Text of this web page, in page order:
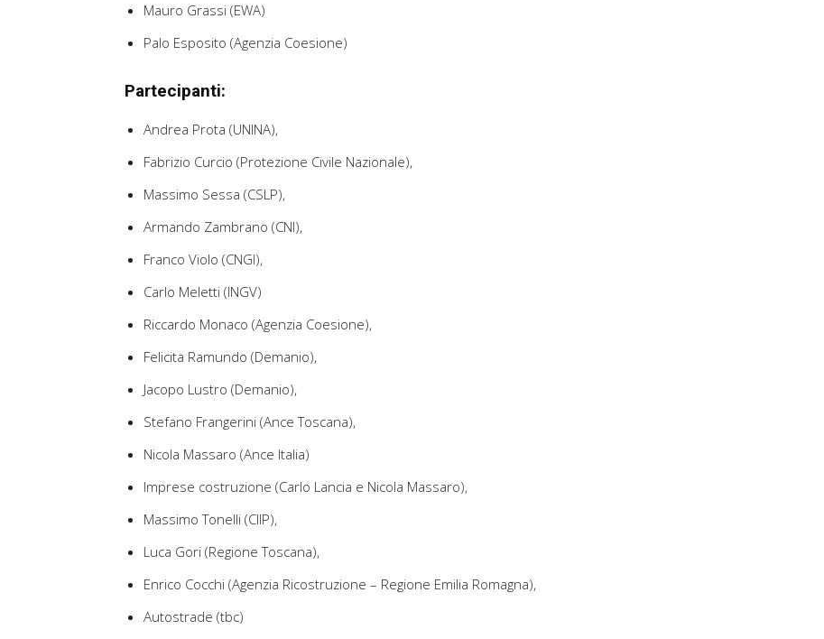
Mauro Grassi (EWA)
Palo Esposito (Agenzia Coesione)
Partecipanti:
Andrea Prota (UNINA),
Fabrizio Curcio (Protezione Civile Nazionale),
Massimo Sessa (CSLP),
Armando Zambrano (CNI),
Franco Violo (CNGI),
Carlo Meletti (INGV)
Riccardo Monaco (Agenzia Coesione),
Felicita Ramundo (Demanio),
Jacopo Lustro (Demanio),
Stefano Frangerini (Ance Toscana),
Nicola Massaro (Ance Italia)
Imprese costruzione (Carlo Lancia e Nicola Massaro),
Massimo Tonelli (CIIP),
Luca Gori (Regione Toscana),
Enrico Cocchi (Agenzia Ricostruzione – Regione Emilia Romagna),
Autostrade (tbc)